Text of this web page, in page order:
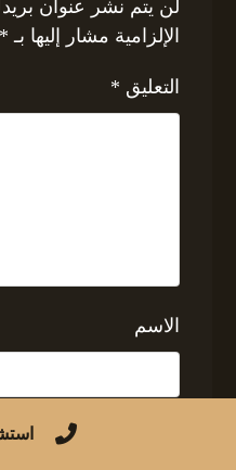
لن يتم نشر عنوان
الإلزامية مشار إليها بـ *
التعليق *
الاسم
البريد الإلكتروني